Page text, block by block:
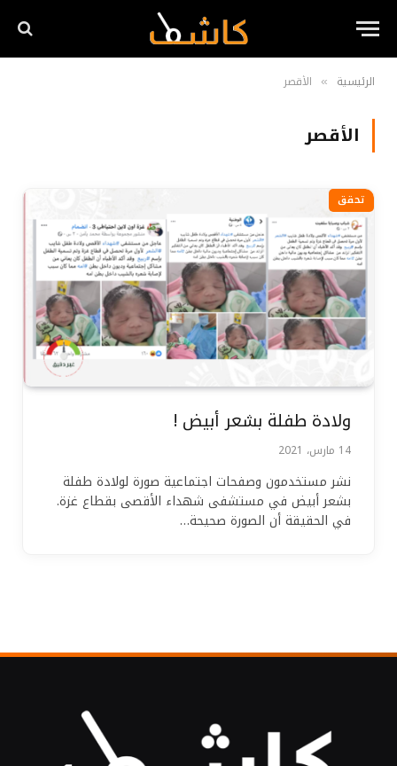
الرئيسية » الأقصر
الأقصر
تحقق
ولادة طفلة بشعر أبيض !
14 مارس، 2021
نشر مستخدمون وصفحات اجتماعية صورة لولادة طفلة
بشعر أبيض في مستشفى شهداء الأقصى بقطاع غزة.
في الحقيقة أن الصورة صحيحة…